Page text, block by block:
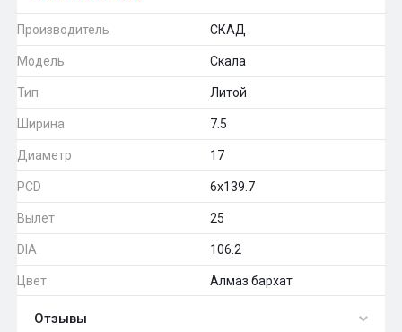
Производитель СКАД
Модель Скала
Тип Литой
Ширина 7.5
Диаметр 17
PCD 6x139.7
Вылет 25
DIA 106.2
Цвет Алмаз бархат
Отзывы